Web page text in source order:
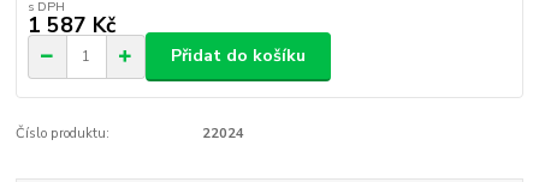
1 587 Kč
Přidat do košíku
Číslo produktu: 22024